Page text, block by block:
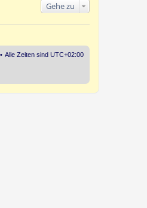
i
a
Gehe zu
Alle Zeiten sind UTC+02:00